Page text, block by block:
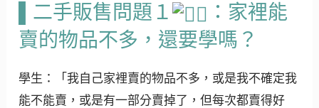
▌二手販售問題１
：家裡能
賣的物品不多，還要學嗎？
學生：「我自己家裡賣的物品不多，或是我不確定我
能不能賣，或是有一部分賣掉了，但每次都賣得好